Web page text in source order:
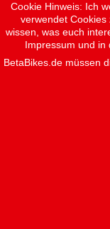
Cookie Hinweis: Ich
verwendet
wissen, was euch
Impressum und in
BetaBikes.de müssen